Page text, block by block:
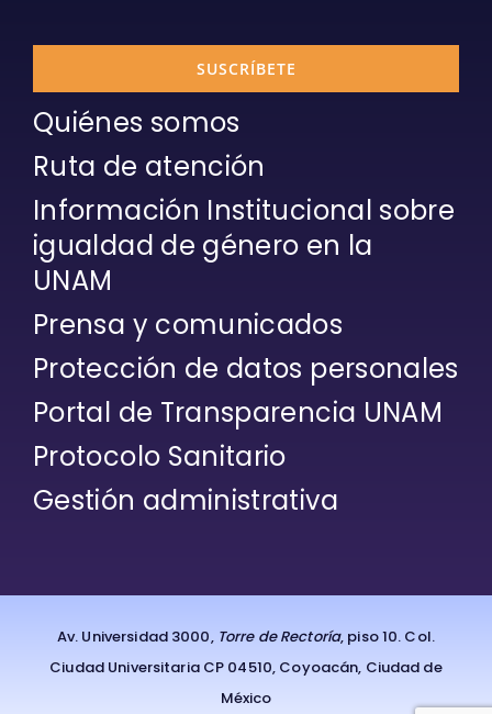
SUSCRÍBETE
Quiénes somos
Ruta de atención
Información Institucional sobre
igualdad de género en la
UNAM
Prensa y comunicados
Protección de datos personales
Portal de Transparencia UNAM
Protocolo Sanitario
Gestión administrativa
Av. Universidad 3000, Torre de Rectoría, piso 10. Col.
Ciudad Universitaria CP 04510, Coyoacán, Ciudad de
México